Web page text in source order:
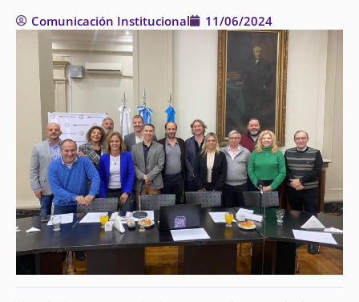
Comunicación Institucional 11/06/2024